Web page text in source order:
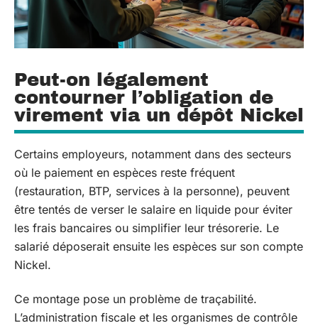
Peut-on légalement
contourner l’obligation de
virement via un dépôt Nickel
Certains employeurs, notamment dans des secteurs
où le paiement en espèces reste fréquent
(restauration, BTP, services à la personne), peuvent
être tentés de verser le salaire en liquide pour éviter
les frais bancaires ou simplifier leur trésorerie. Le
salarié déposerait ensuite les espèces sur son compte
Nickel.
Ce montage pose un problème de traçabilité.
L’administration fiscale et les organismes de contrôle